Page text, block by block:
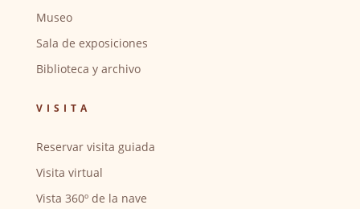
Museo
Sala de exposiciones
Biblioteca y archivo
VISITA
Reservar visita guiada
Visita virtual
Vista 360º de la nave